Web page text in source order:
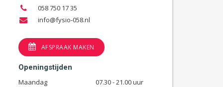
058 750 17 35
info@fysio-058.nl
AFSPRAAK MAKEN
Openingstijden
Maandag
07.30 - 21.00 uur